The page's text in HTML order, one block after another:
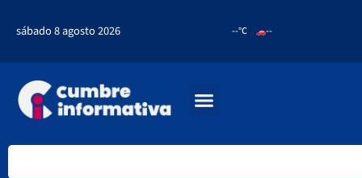
sábado 8 agosto 2026 --°C --